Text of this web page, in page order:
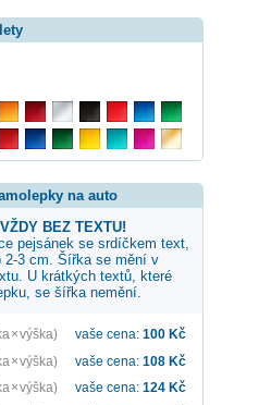
na auto
BEZ TEXTU!
pejsánek se srdíčkem text,
3 cm. Šířka se mění v
U krátkých textů, které
se šířka nemění.
× výška) vaše cena: 100 Kč
× výška) vaše cena: 108 Kč
× výška) vaše cena: 124 Kč